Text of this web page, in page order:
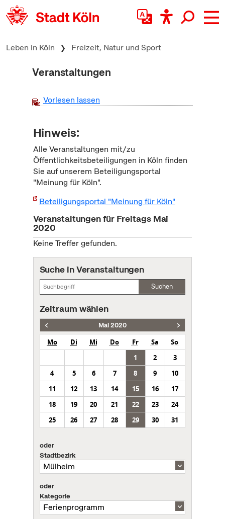
zum Inhalt springen
Leben in Köln Freizeit, Natur und Sport
Veranstaltungen
Vorlesen lassen
Hinweis:
Alle Veranstaltungen mit/zu
Öffentlichkeitsbeteiligungen in Köln finden
Sie auf unserem Beteiligungsportal
"Meinung für Köln".
Beteiligungsportal "Meinung für Köln"
Veranstaltungen für Freitags Mai
2020
Keine Treffer gefunden.
Suche in Veranstaltungen
Suchen
Zeitraum wählen
Mai 2020
Mo Di Mi Do Fr Sa
So
1
2
3
4
5 6 7 8 9
10
11
12 13 14 15 16
17
18
19 20 21 22 23
24
25
26 27 28 29 30 31
oder
Stadtbezirk
oder
Kategorie